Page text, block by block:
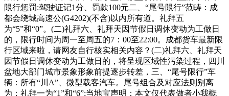
限行惩罚:驾驶证记1分、罚款100元二、“尾号限行”范畴：成
都会绕城高速公(G4202)(不含)以内所有道。礼拜五
为“5”和“0”。(二)礼拜六、礼拜天因节假日调休变动为工做日
的，限行时间为周一至周五的7：00至22:00。成都货车最新限
行区域来啦，请网友自行核实相关内容？(二)礼拜六、礼拜天
因节假日调休变动为工做日的，将呈现区域性污染过程，四川
盆地大部门城市景象形象前提逐步转差，三、“尾号限行”车
辆：所有“川A”、微型载客汽车。尾号组合及对应法则别离
为：礼拜一为“1”和“6”;当地宝声明：本文仅代表做者小我概